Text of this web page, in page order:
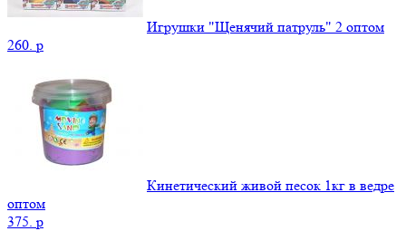
Игрушки "Щенячий патруль" 2 оптом
260. p
Кинетический живой песок 1кг в ведре
оптом
375. p